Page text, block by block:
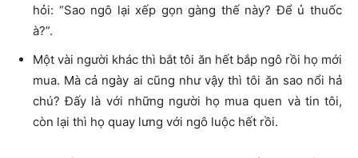
hỏi: “Sao ngô lại xếp gọn gàng thế này? Để ủ thuốc
à?”.
Một vài người khác thì bắt tôi ăn hết bắp ngô rồi họ mới
mua. Mà cả ngày ai cũng như vậy thì tôi ăn sao nổi hả
chú? Đấy là với những người họ mua quen và tin tôi,
còn lại thì họ quay lưng với ngô luộc hết rồi.